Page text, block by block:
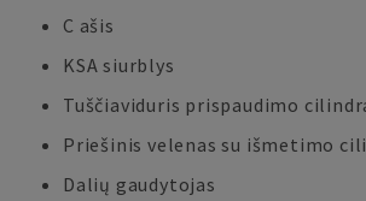
C ašis
KSA siurblys
Tuščiaviduris prispaudimo
Priešinis velenas su išmetimo
Dalių gaudytojas